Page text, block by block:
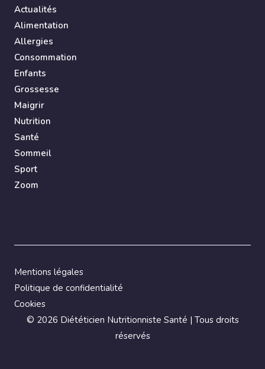
Actualités
Alimentation
Allergies
Consommation
Enfants
Grossesse
Maigrir
Nutrition
Santé
Sommeil
Sport
Zoom
© 2026 Diététicien Nutritionniste Santé | Tous droits
réservés
Mentions légales
Politique de confidentialité
Cookies